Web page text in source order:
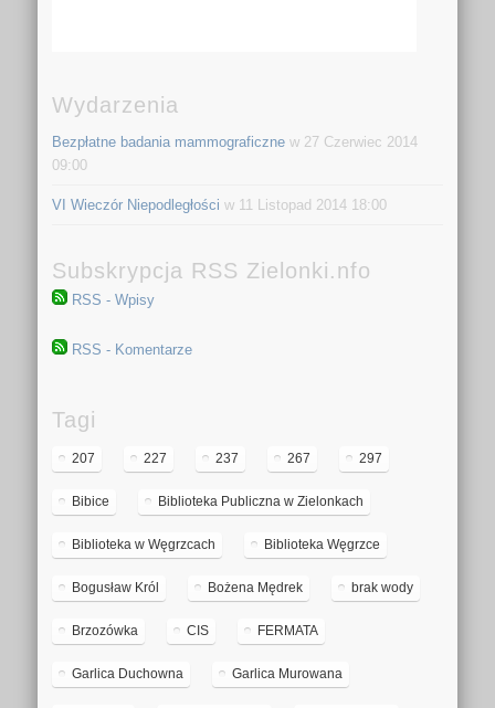
Wydarzenia
Bezpłatne badania mammograficznew 27 Czerwiec 2014
09:00
VI Wieczór Niepodległości w 11 Listopad 2014 18:00
Subskrypcja RSS Zielonki.nfo
RSS - Wpisy
RSS - Komentarze
Tagi
207 227 237 267 297
Bibice Biblioteka Publiczna w Zielonkach
Biblioteka w Węgrzcach Biblioteka Węgrzce
Bogusław Król Bożena Mędrek brak wody
Brzozówka CIS FERMATA
Garlica Duchowna Garlica Murowana